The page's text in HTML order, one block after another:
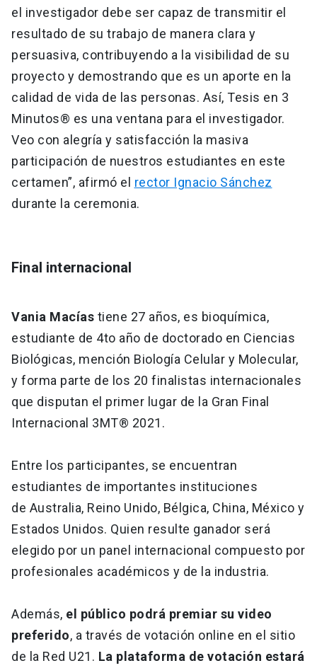
el investigador debe ser capaz de transmitir el
resultado de su trabajo de manera clara y
persuasiva, contribuyendo a la visibilidad de su
proyecto y demostrando que es un aporte en la
calidad de vida de las personas. Así, Tesis en 3
Minutos® es una ventana para el investigador.
Veo con alegría y satisfacción la masiva
participación de nuestros estudiantes en este
certamen”, afirmó el rector Ignacio Sánchez
durante la ceremonia.
Final internacional
Vania Macías tiene 27 años, es bioquímica,
estudiante de 4to año de doctorado en Ciencias
Biológicas, mención Biología Celular y Molecular,
y forma parte de los 20 finalistas internacionales
que disputan el primer lugar de la Gran Final
Internacional 3MT® 2021.
Entre los participantes, se encuentran
estudiantes de importantes instituciones
de Australia, Reino Unido, Bélgica, China, México y
Estados Unidos. Quien resulte ganador será
elegido por un panel internacional compuesto por
profesionales académicos y de la industria.
Además, el público podrá premiar su video
preferido, a través de votación online en el sitio
de la Red U21. La plataforma de votación estará